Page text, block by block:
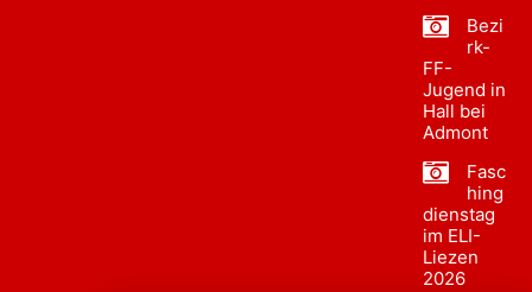
Bezi
rk-
FF-
Jugend in
Hall bei
Admont
Fasc
hing
dienstag
im ELI-
Liezen
2026